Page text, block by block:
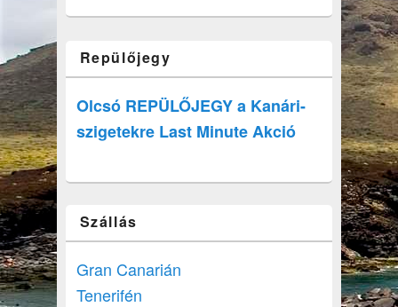
Repülőjegy
Olcsó REPÜLŐJEGY a Kanári-
szigetekre Last Minute Akció
Szállás
Gran Canarián
Tenerifén